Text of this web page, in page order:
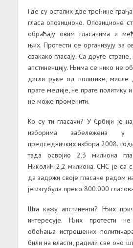
Где су осталих две трећине
гласа опозиционо. Опозиционе
обраћају овим гласачима и
њих. Протести се организују за
свакако гласају. Са друге
апстиненцију. Њима се нико не
дигли руке од политике, мисле
прате медије, не прате политику
не може променити.
Ко су ти гласачи? У Србији је
изборима забележена у
председничких избора 2008.
тада освојио 2,3 милиона
Николић 2,2 милиона. СНС је са
да задржи своје гласаче радом
је изгубула преко 800.000
Шта кажу апстиненти? Њих
интересује. Њих протести
обећања истрошених
били на власти, радили све оно